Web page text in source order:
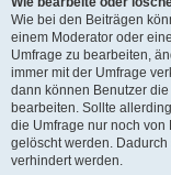
Wie bei den Beiträgen
einem Moderator oder
Umfrage zu bearbeiten,
immer mit der Umfrage
dann können Benutzer
bearbeiten. Sollte
die Umfrage nur noch
gelöscht werden.
verhindert werden.